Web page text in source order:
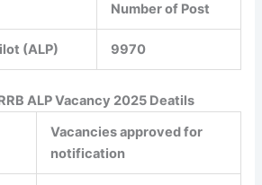
Number of Post
(ALP) 9970
ALP Vacancy 2025 Deatils
Vacancies approved for
notification